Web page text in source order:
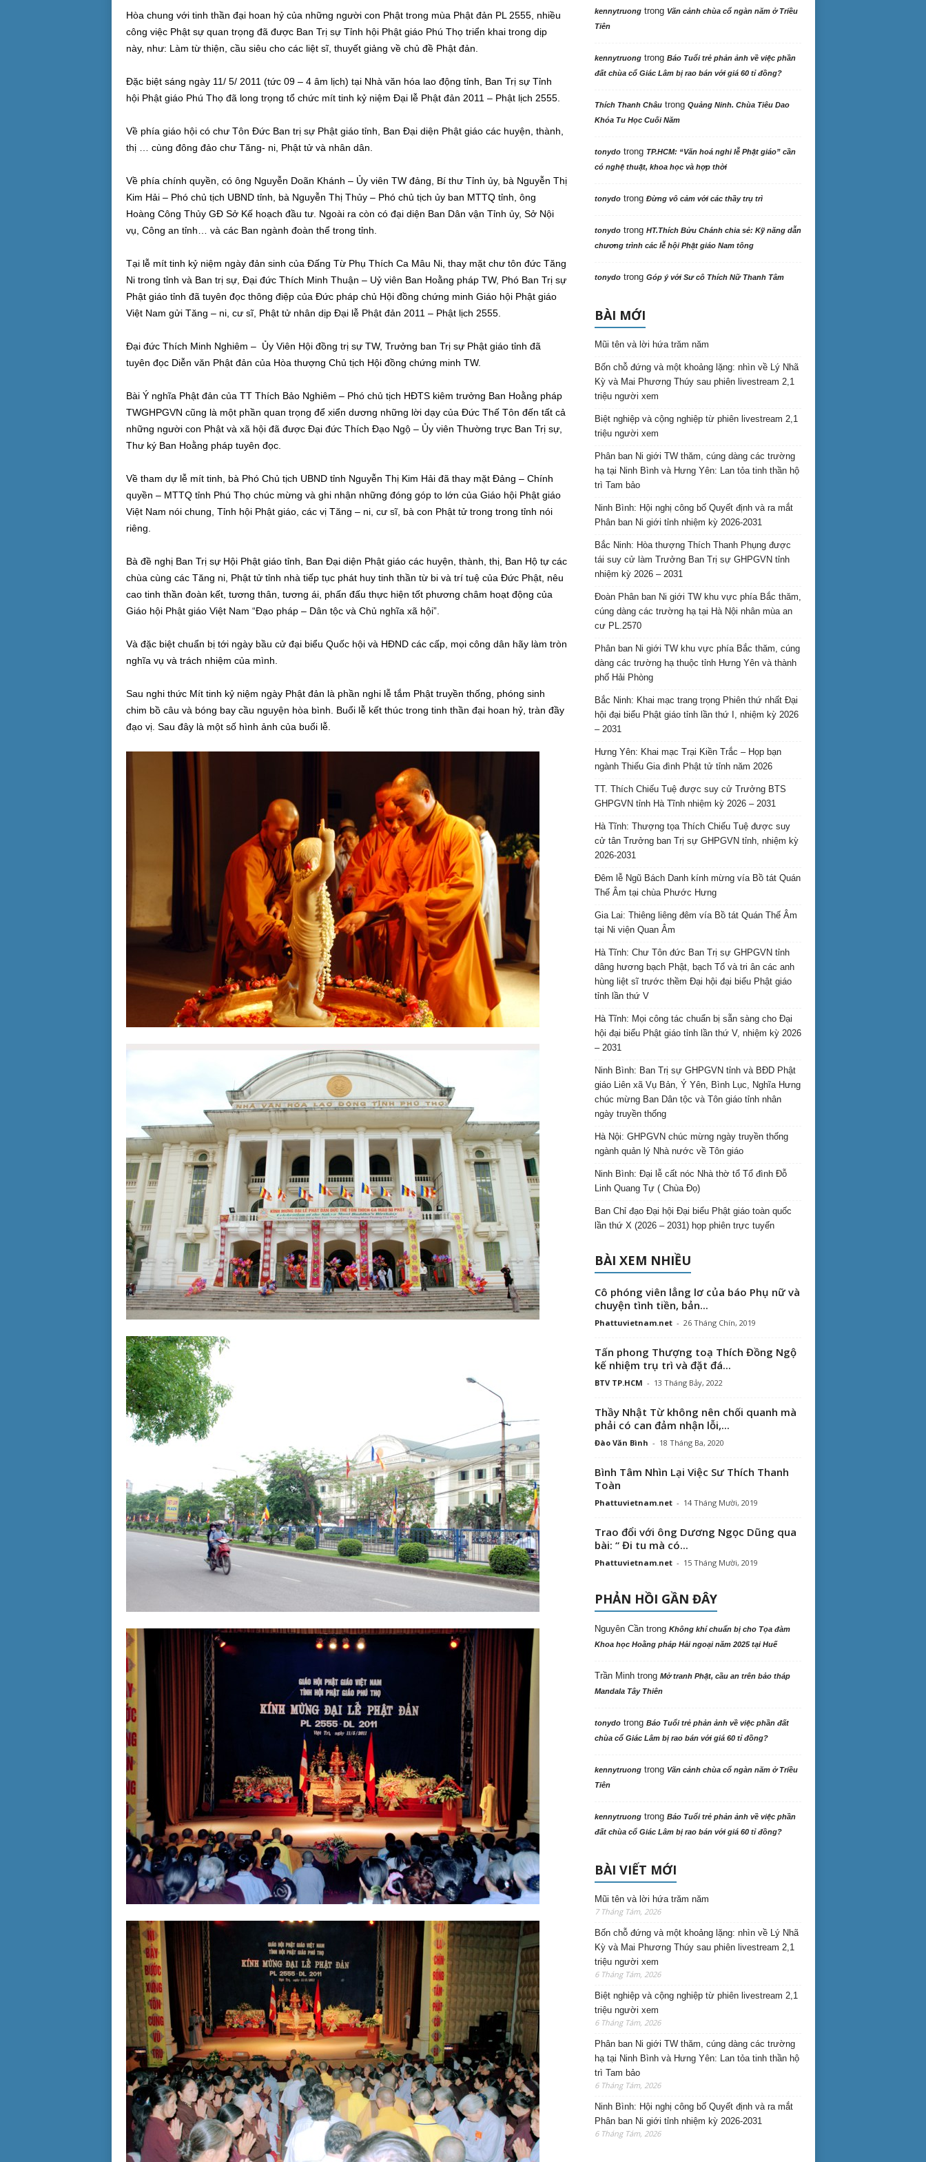
Hòa chung với tinh thần đại hoan hỷ của những người con Phật trong mùa Phật đản PL 2555, nhiều
công việc Phật sự quan trọng đã được Ban Trị sự Tỉnh hội Phật giáo Phú Thọ triển khai trong dịp
này, như: Làm từ thiện, cầu siêu cho các liệt sĩ, thuyết giảng về chủ đề Phật đản.
Đặc biệt sáng ngày 11/ 5/ 2011 (tức 09 – 4 âm lịch) tại Nhà văn hóa lao động tỉnh, Ban Trị sự Tỉnh
hội Phật giáo Phú Thọ đã long trọng tổ chức mít tinh kỷ niệm Đại lễ Phật đản 2011 – Phật lịch 2555.
Về phía giáo hội có chư Tôn Đức Ban trị sự Phật giáo tỉnh, Ban Đại diện Phật giáo các huyện, thành,
thị … cùng đông đảo chư Tăng- ni, Phật tử và nhân dân.
Về phía chính quyền, có ông Nguyễn Doãn Khánh – Ủy viên TW đảng, Bí thư Tỉnh ủy, bà Nguyễn Thị
Kim Hải – Phó chủ tịch UBND tỉnh, bà Nguyễn Thị Thủy – Phó chủ tịch ủy ban MTTQ tỉnh, ông
Hoàng Công Thủy GĐ Sở Kế hoạch đầu tư. Ngoài ra còn có đại diện Ban Dân vận Tỉnh ủy, Sở Nội
vụ, Công an tỉnh… và các Ban ngành đoàn thể trong tỉnh.
Tại lễ mít tinh kỷ niệm ngày đản sinh của Đấng Từ Phụ Thích Ca Mâu Ni, thay mặt chư tôn đức Tăng
Ni trong tỉnh và Ban trị sự, Đại đức Thích Minh Thuận – Uỷ viên Ban Hoằng pháp TW, Phó Ban Trị sự
Phật giáo tỉnh đã tuyên đọc thông điệp của Đức pháp chủ Hội đồng chứng minh Giáo hội Phật giáo
Việt Nam gửi Tăng – ni, cư sĩ, Phật tử nhân dịp Đại lễ Phật đản 2011 – Phật lịch 2555.
Đại đức Thích Minh Nghiêm – Ủy Viên Hội đồng trị sự TW, Trưởng ban Trị sự Phật giáo tỉnh đã
tuyên đọc Diễn văn Phật đản của Hòa thượng Chủ tịch Hội đồng chứng minh TW.
Bài Ý nghĩa Phật đản của TT Thích Bảo Nghiêm – Phó chủ tịch HĐTS kiêm trưởng Ban Hoằng pháp
TWGHPGVN cũng là một phần quan trọng để xiển dương những lời dạy của Đức Thế Tôn đến tất cả
những người con Phật và xã hội đã được Đại đức Thích Đạo Ngộ – Ủy viên Thường trực Ban Trị sự,
Thư ký Ban Hoằng pháp tuyên đọc.
Về tham dự lễ mít tinh, bà Phó Chủ tịch UBND tỉnh Nguyễn Thị Kim Hải đã thay mặt Đảng – Chính
quyền – MTTQ tỉnh Phú Thọ chúc mừng và ghi nhận những đóng góp to lớn của Giáo hội Phật giáo
Việt Nam nói chung, Tỉnh hội Phật giáo, các vị Tăng – ni, cư sĩ, bà con Phật tử trong trong tỉnh nói
riêng.
Bà đề nghị Ban Trị sự Hội Phật giáo tỉnh, Ban Đại diện Phật giáo các huyện, thành, thị, Ban Hộ tự các
chùa cùng các Tăng ni, Phật tử tỉnh nhà tiếp tục phát huy tinh thần từ bi và trí tuệ của Đức Phật, nêu
cao tinh thần đoàn kết, tương thân, tương ái, phấn đấu thực hiện tốt phương châm hoạt động của
Giáo hội Phật giáo Việt Nam “Đạo pháp – Dân tộc và Chủ nghĩa xã hội”.
Và đặc biệt chuẩn bị tới ngày bầu cử đại biểu Quốc hội và HĐND các cấp, mọi công dân hãy làm tròn
nghĩa vụ và trách nhiệm của mình.
Sau nghi thức Mít tinh kỷ niệm ngày Phật đản là phần nghi lễ tắm Phật truyền thống, phóng sinh
chim bồ câu và bóng bay cầu nguyện hòa bình. Buổi lễ kết thúc trong tinh thần đại hoan hỷ, tràn đầy
đạo vị. Sau đây là một số hình ảnh của buổi lễ.
kennytruongtrong Vãn cảnh chùa cổ ngàn năm ở Triều
Tiên
kennytruongtrong Báo Tuổi trẻ phản ảnh về việc phần
đất chùa cổ Giác Lâm bị rao bán với giá 60 tỉ đồng?
Thích Thanh Châutrong Quảng Ninh. Chùa Tiêu Dao
Khóa Tu Học Cuối Năm
tonydotrong TP.HCM: “Văn hoá nghi lễ Phật giáo” cần
có nghệ thuật, khoa học và hợp thời
tonydotrong Đừng vô cảm với các thầy trụ trì
tonydotrong HT.Thích Bửu Chánh chia sẻ: Kỹ năng dẫn
chương trình các lễ hội Phật giáo Nam tông
tonydotrong Góp ý với Sư cô Thích Nữ Thanh Tâm
BÀI MỚI
Mũi tên và lời hứa trăm năm
Bốn chỗ đứng và một khoảng lặng: nhìn về Lý Nhã
Kỳ và Mai Phương Thúy sau phiên livestream 2,1
triệu người xem
Biệt nghiệp và cộng nghiệp từ phiên livestream 2,1
triệu người xem
Phân ban Ni giới TW thăm, cúng dàng các trường
hạ tại Ninh Bình và Hưng Yên: Lan tỏa tinh thần hộ
trì Tam bảo
Ninh Bình: Hội nghị công bố Quyết định và ra mắt
Phân ban Ni giới tỉnh nhiệm kỳ 2026-2031
Bắc Ninh: Hòa thượng Thích Thanh Phụng được
tái suy cử làm Trưởng Ban Trị sự GHPGVN tỉnh
nhiệm kỳ 2026 – 2031
Đoàn Phân ban Ni giới TW khu vực phía Bắc thăm,
cúng dàng các trường hạ tại Hà Nội nhân mùa an
cư PL.2570
Phân ban Ni giới TW khu vực phía Bắc thăm, cúng
dàng các trường hạ thuộc tỉnh Hưng Yên và thành
phố Hải Phòng
Bắc Ninh: Khai mạc trang trọng Phiên thứ nhất Đại
hội đại biểu Phật giáo tỉnh lần thứ I, nhiệm kỳ 2026
– 2031
Hưng Yên: Khai mạc Trại Kiền Trắc – Họp bạn
ngành Thiếu Gia đình Phật tử tỉnh năm 2026
TT. Thích Chiếu Tuệ được suy cử Trưởng BTS
GHPGVN tỉnh Hà Tĩnh nhiệm kỳ 2026 – 2031
Hà Tĩnh: Thượng tọa Thích Chiếu Tuệ được suy
cử tân Trưởng ban Trị sự GHPGVN tỉnh, nhiệm kỳ
2026-2031
Đêm lễ Ngũ Bách Danh kính mừng vía Bồ tát Quán
Thế Âm tại chùa Phước Hưng
Gia Lai: Thiêng liêng đêm vía Bồ tát Quán Thế Âm
tại Ni viện Quan Âm
Hà Tĩnh: Chư Tôn đức Ban Trị sự GHPGVN tỉnh
dâng hương bạch Phật, bạch Tổ và tri ân các anh
hùng liệt sĩ trước thềm Đại hội đại biểu Phật giáo
tỉnh lần thứ V
Hà Tĩnh: Mọi công tác chuẩn bị sẵn sàng cho Đại
hội đại biểu Phật giáo tỉnh lần thứ V, nhiệm kỳ 2026
– 2031
Ninh Bình: Ban Trị sự GHPGVN tỉnh và BĐD Phật
giáo Liên xã Vụ Bản, Ý Yên, Bình Lục, Nghĩa Hưng
chúc mừng Ban Dân tộc và Tôn giáo tỉnh nhân
ngày truyền thống
Hà Nội: GHPGVN chúc mừng ngày truyền thống
ngành quản lý Nhà nước về Tôn giáo
Ninh Bình: Đại lễ cất nóc Nhà thờ tổ Tổ đình Đỗ
Linh Quang Tự ( Chùa Đọ)
Ban Chỉ đạo Đại hội Đại biểu Phật giáo toàn quốc
lần thứ X (2026 – 2031) họp phiên trực tuyến
BÀI XEM NHIỀU
Cô phóng viên lẳng lơ của báo Phụ nữ và
chuyện tình tiền, bản...
Phattuvietnam.net - 26 Tháng Chín, 2019
Tấn phong Thượng toạ Thích Đồng Ngộ
kế nhiệm trụ trì và đặt đá...
BTV TP.HCM - 13 Tháng Bảy, 2022
Thầy Nhật Từ không nên chối quanh mà
phải có can đảm nhận lỗi,...
Đào Văn Bình - 18 Tháng Ba, 2020
Bình Tâm Nhìn Lại Việc Sư Thích Thanh
Toàn
Phattuvietnam.net - 14 Tháng Mười, 2019
Trao đổi với ông Dương Ngọc Dũng qua
bài: “ Đi tu mà có...
Phattuvietnam.net - 15 Tháng Mười, 2019
PHẢN HỒI GẦN ĐÂY
Nguyên Cầntrong Không khí chuẩn bị cho Tọa đàm
Khoa học Hoằng pháp Hải ngoại năm 2025 tại Huế
Trần Minhtrong Mở tranh Phật, cầu an trên bảo tháp
Mandala Tây Thiên
tonydotrong Báo Tuổi trẻ phản ảnh về việc phần đất
chùa cổ Giác Lâm bị rao bán với giá 60 tỉ đồng?
kennytruongtrong Vãn cảnh chùa cổ ngàn năm ở Triều
Tiên
kennytruongtrong Báo Tuổi trẻ phản ảnh về việc phần
đất chùa cổ Giác Lâm bị rao bán với giá 60 tỉ đồng?
BÀI VIẾT MỚI
Mũi tên và lời hứa trăm năm
7 Tháng Tám, 2026
Bốn chỗ đứng và một khoảng lặng: nhìn về Lý Nhã
Kỳ và Mai Phương Thúy sau phiên livestream 2,1
triệu người xem
6 Tháng Tám, 2026
Biệt nghiệp và cộng nghiệp từ phiên livestream 2,1
triệu người xem
6 Tháng Tám, 2026
Phân ban Ni giới TW thăm, cúng dàng các trường
hạ tại Ninh Bình và Hưng Yên: Lan tỏa tinh thần hộ
trì Tam bảo
6 Tháng Tám, 2026
Ninh Bình: Hội nghị công bố Quyết định và ra mắt
Phân ban Ni giới tỉnh nhiệm kỳ 2026-2031
6 Tháng Tám, 2026